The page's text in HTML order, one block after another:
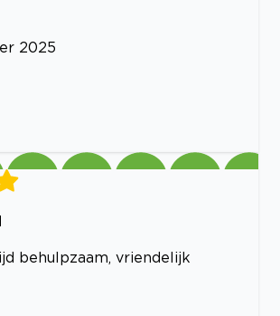
2025
behulpzaam, vriendelijk